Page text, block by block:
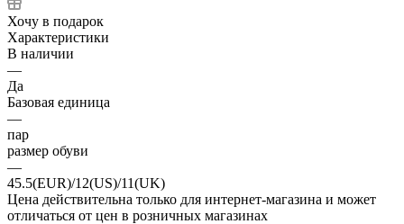
Хочу в подарок
Характеристики
В наличии
—
Да
Базовая единица
—
пар
размер обуви
—
45.5(EUR)/12(US)/11(UK)
Цена действительна только для интернет-магазина и может
отличаться от цен в розничных магазинах